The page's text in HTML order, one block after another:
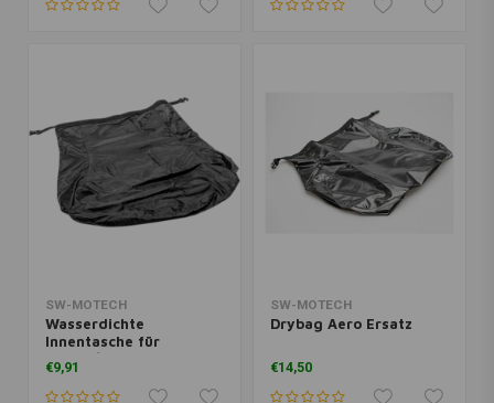
SW-MOTECH
Wasserdichte
Innentasche für
BLAZE/BLAZE H |
Schwarz
€9,91
SW-MOTECH
Drybag Aero Ersatz
€14,50